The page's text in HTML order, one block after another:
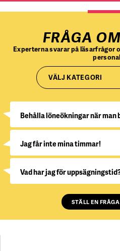
FRÅGA
Experterna svarar på läsarfrågor
VÄLJ KATEGORI
Behålla löneökningar när man
Jag får inte mina timmar!
Vad har jag för
STÄLL EN